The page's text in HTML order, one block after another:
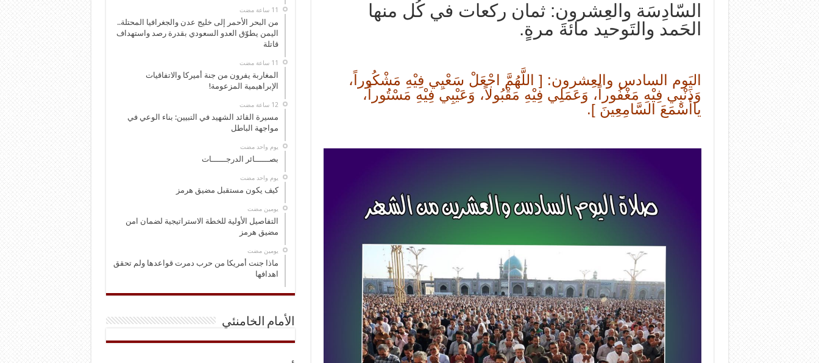
السّادِسَة والعِشرون: ثمان ركعات في كُل منها
الحَمد والتَوحيد مائةَ مرةٍ.
اليَوم السادس والعِشرون: [ اللَّهُمَّ اجْعَلْ سَعْيِي فِيْهِ مَشْكُوراً،
وَذَنْبِي فِيْهِ مَغْفُوراً، وَعَمَلِي فِيْهِ مَقْبُولاً، وَعَيْبِي فِيْهِ مَسْتُوراً،
ياأَسْمَعَ السَّامِعِينَ ].
من البحر الأحمر إلى خليج عدن والجغرافيا المحتلة..
اليمن يطوّق العدو السعودي بقدرة رصد واستهداف
قاتلة
المغاربة يفرون من جنة أميركا والاتفاقيات
الإبراهيمية المزعومة!
مسيرة القائد الشهيد في التبيين: بناء الوعي في
مواجهة الباطل
‏يوم واحد مضت
بصــــــائر الدرجــــــات
‏يوم واحد مضت
كيف يكون مستقبل مضيق هرمز
‏يومين مضت
التفاصيل الأولية للخطة الاستراتيجية لضمان امن
مضيق هرمز
‏يومين مضت
ماذا جنت أمريكا من حرب دمرت قواعدها ولم تحقق
اهدافها
الأمام الخامنئي